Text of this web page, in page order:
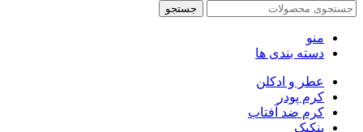
جستجو
منو
دسته بندی ها
عطر و ادکلن
کرم پودر
کرم ضد آفتاب
پنکیک